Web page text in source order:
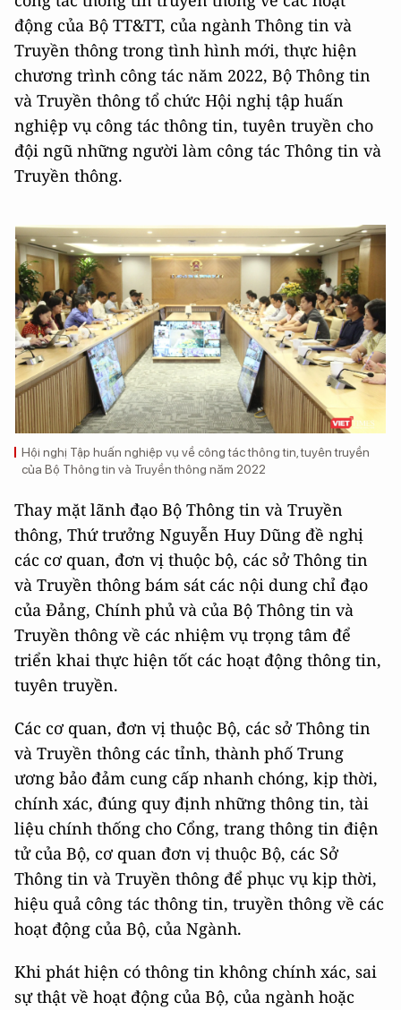
động của Bộ TT&TT, của ngành Thông tin và
Truyền thông trong tình hình mới, thực hiện
chương trình công tác năm 2022, Bộ Thông tin
và Truyền thông tổ chức Hội nghị tập huấn
nghiệp vụ công tác thông tin, tuyên truyền cho
đội ngũ những người làm công tác Thông tin và
Truyền thông.
Hội nghị Tập huấn nghiệp vụ về công tác thông tin, tuyên truyền
của Bộ Thông tin và Truyền thông năm 2022
Thay mặt lãnh đạo Bộ Thông tin và Truyền
thông, Thứ trưởng Nguyễn Huy Dũng đề nghị
các cơ quan, đơn vị thuộc bộ, các sở Thông tin
và Truyền thông bám sát các nội dung chỉ đạo
của Đảng, Chính phủ và của Bộ Thông tin và
Truyền thông về các nhiệm vụ trọng tâm để
triển khai thực hiện tốt các hoạt động thông tin,
tuyên truyền.
Các cơ quan, đơn vị thuộc Bộ, các sở Thông tin
và Truyền thông các tỉnh, thành phố Trung
ương bảo đảm cung cấp nhanh chóng, kịp thời,
chính xác, đúng quy định những thông tin, tài
liệu chính thống cho Cổng, trang thông tin điện
tử của Bộ, cơ quan đơn vị thuộc Bộ, các Sở
Thông tin và Truyền thông để phục vụ kịp thời,
hiệu quả công tác thông tin, truyền thông về các
hoạt động của Bộ, của Ngành.
Khi phát hiện có thông tin không chính xác, sai
sự thật về hoạt động của Bộ, của ngành hoặc